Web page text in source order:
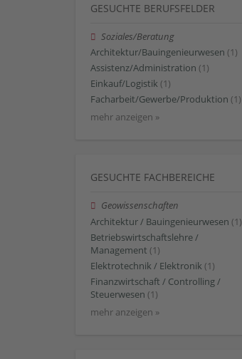
GESUCHTE BERUFSFELDER
Soziales/Beratung
Architektur/Bauingenieurwesen (1)
Assistenz/Administration (1)
Einkauf/Logistik (1)
Facharbeit/Gewerbe/Produktion (1)
mehr anzeigen »
GESUCHTE FACHBEREICHE
Geowissenschaften
Architektur / Bauingenieurwesen (1)
Betriebswirtschaftslehre /
Management (1)
Elektrotechnik / Elektronik (1)
Finanzwirtschaft / Controlling /
Steuerwesen (1)
mehr anzeigen »